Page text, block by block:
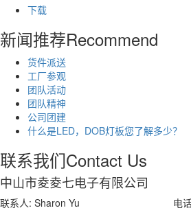
下载
新闻推荐Recommend
货件派送
工厂参观
团队活动
团队精神
公司团建
什么是LED，DOB灯板您了解多少？
联系我们Contact Us
中山市夌夌七电子有限公司
联系人: Sharon Yu 电话: